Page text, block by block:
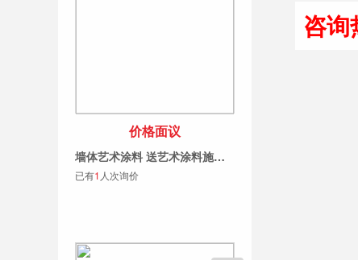
价格面议
墙体艺术涂料 送艺术涂料施工工艺培训 加盟活动中
已有1 人次询价